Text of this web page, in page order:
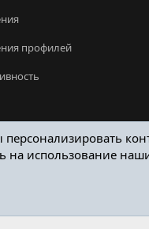
профилей
на использование